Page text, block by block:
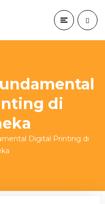
di
Digital Printing di